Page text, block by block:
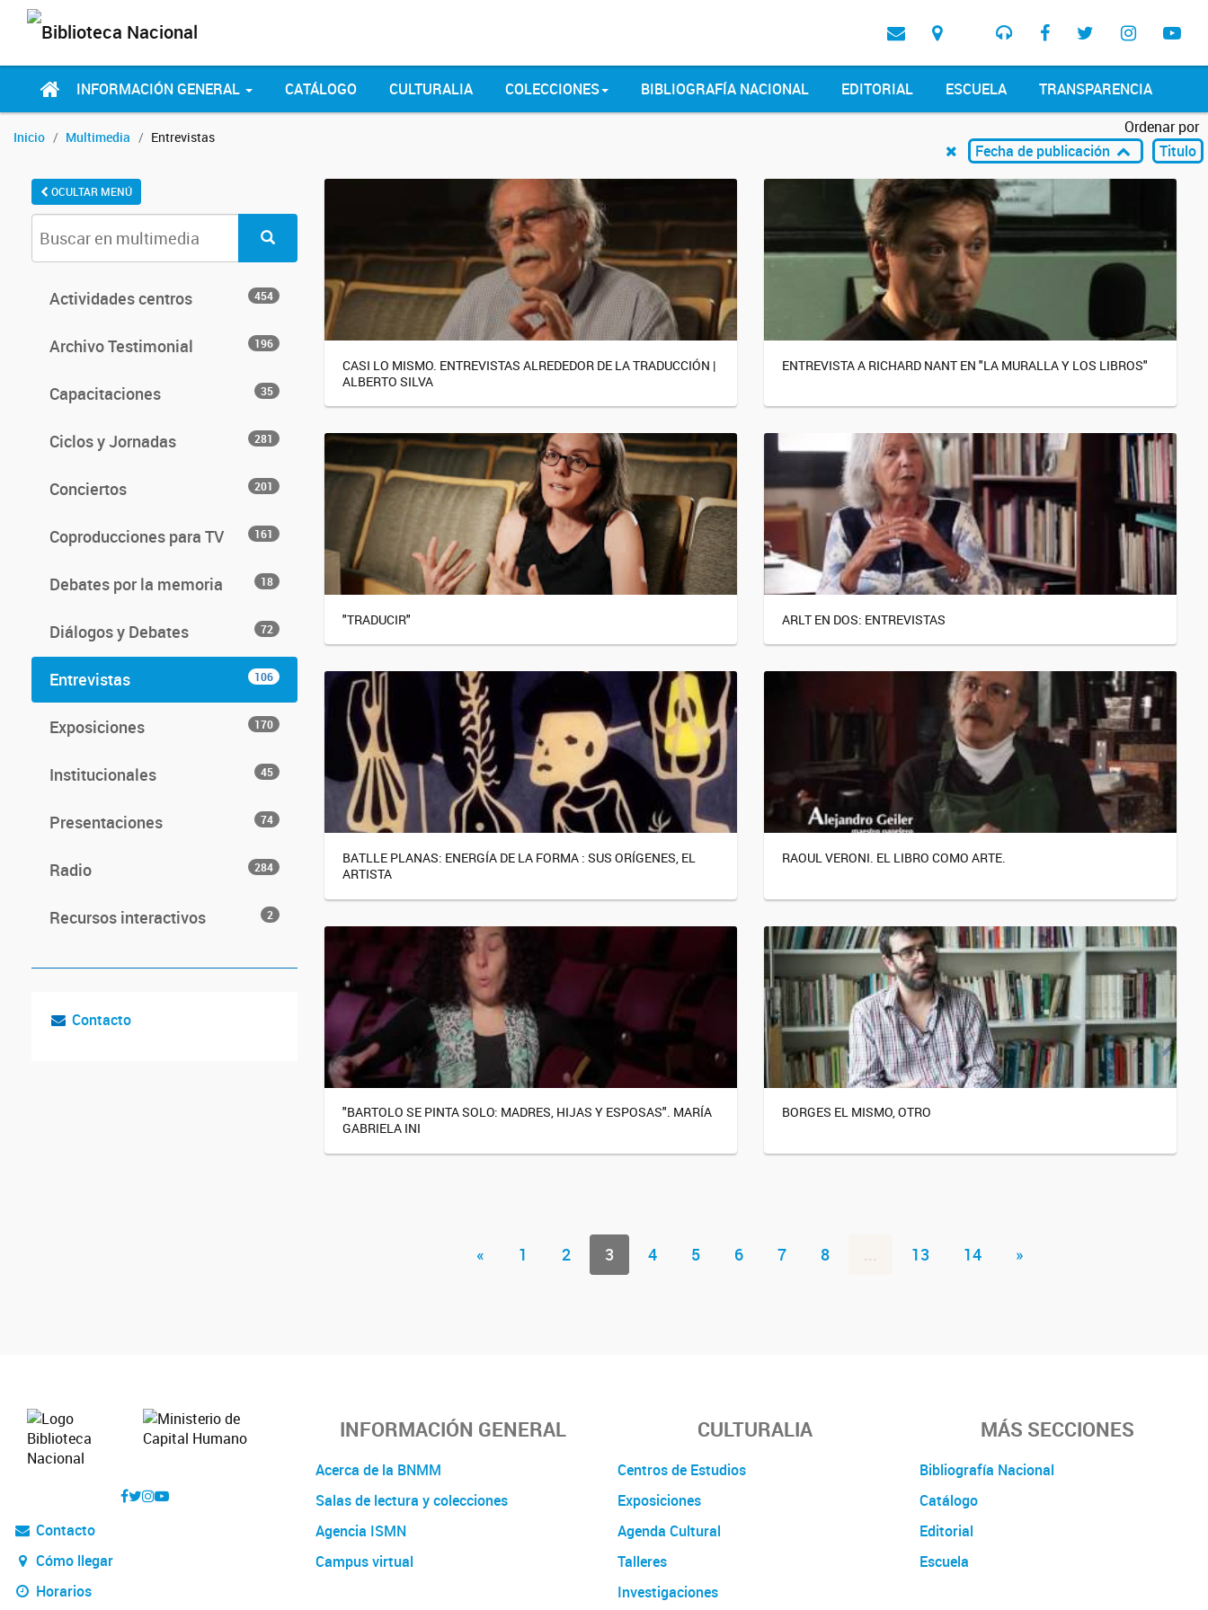
INFORMACIÓN GENERAL CATÁLOGO CULTURALIA COLECCIONES BIBLIOGRAFÍA NACIONAL EDITORIAL ESCUELA TRANSPARENCIA
Inicio Multimedia Entrevistas
Ordenar por
Fecha de publicación
Titulo
OCULTAR MENÚ
Actividades centros 454
Archivo Testimonial 196
Capacitaciones 35
Ciclos y Jornadas 281
Conciertos 201
Coproducciones para TV 161
Debates por la memoria 18
Diálogos y Debates 72
Entrevistas 106
Exposiciones 170
Institucionales 45
Presentaciones 74
Radio 284
Recursos interactivos 2
Contacto
CASI LO MISMO. ENTREVISTAS ALREDEDOR DE LA TRADUCCIÓN |
ALBERTO SILVA
ENTREVISTA A RICHARD NANT EN "LA MURALLA Y LOS LIBROS"
"TRADUCIR" ARLT EN DOS: ENTREVISTAS
BATLLE PLANAS: ENERGÍA DE LA FORMA : SUS ORÍGENES, EL
ARTISTA
RAOUL VERONI. EL LIBRO COMO ARTE.
"BARTOLO SE PINTA SOLO: MADRES, HIJAS Y ESPOSAS". MARÍA
GABRIELA INI
BORGES EL MISMO, OTRO
« 1 2 3 4 5 6 7 8 ... 13 14 »
Contacto
Cómo llegar
Horarios
INFORMACIÓN GENERAL
Acerca de la BNMM
Salas de lectura y colecciones
Agencia ISMN
Campus virtual
CULTURALIA
Centros de Estudios
Exposiciones
Agenda Cultural
Talleres
Investigaciones
MÁS SECCIONES
Bibliografía Nacional
Catálogo
Editorial
Escuela